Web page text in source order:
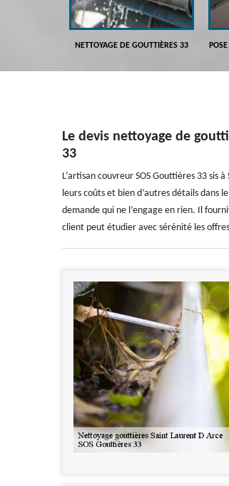
NETTOYAGE DE GOUTTIÈRES 33
Le devis nettoyage de
33
L’artisan couvreur SOS Gouttières 33 sis
leurs coûts et bien d’autres détails dans
demande qui ne l’engage en rien. Il
client peut étudier avec sérénité les